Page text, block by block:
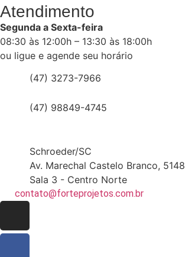
Atendimento
Segunda a Sexta-feira
08:30 às 12:00h – 13:30 às 18:00h
ou ligue e agende seu horário
(47) 3273-7966
(47) 98849-4745
Schroeder/SC
Av. Marechal Castelo Branco, 5148
Sala 3 - Centro Norte
contato@forteprojetos.com.br